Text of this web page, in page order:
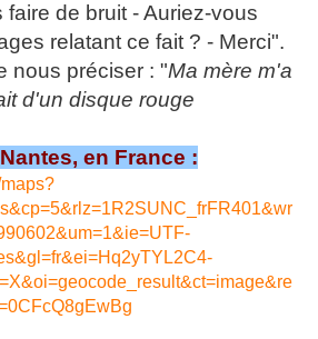
faire de bruit - Auriez-vous
relatant ce fait ? - Merci".
nous préciser : "Ma mère m'a
d'un disque rouge
en France :